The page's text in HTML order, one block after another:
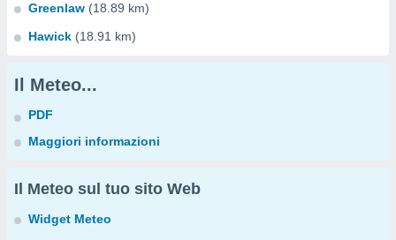
Greenlaw (18.89 km)
Hawick (18.91 km)
Il Meteo...
PDF
Maggiori informazioni
Il Meteo sul tuo sito Web
Widget Meteo